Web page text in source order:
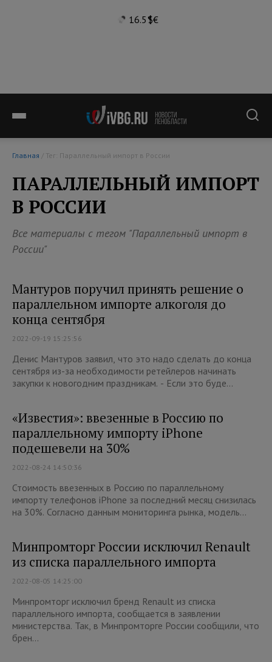
16.5°$€
Главная / Тег: Параллельный импорт в России
ПАРАЛЛЕЛЬНЫЙ ИМПОРТ
В РОССИИ
Все материалы с тегом "Параллельный импорт в
России"
Мантуров поручил принять решение о
параллельном импорте алкоголя до
конца сентября
2022-09-19 15:25:56
Денис Мантуров заявил, что это надо сделать до конца
сентября из-за необходимости ретейлеров начинать
закупки к новогодним праздникам. - Если это буде...
«Известия»: ввезенные в Россию по
параллельному импорту iPhone
подешевели на 30%
2022-08-24 14:50:36
Стоимость ввезенных в Россию по параллельному
импорту телефонов iPhone за последний месяц снизилась
на 30%. Согласно данным мониторинга рынка, модель...
Минпромторг России исключил Renault
из списка параллельного импорта
2022-08-05 14:25:00
Минпромторг исключил бренд Renault из списка
параллельного импорта, сообщается в заявлении
министерства. Так, в Минпромторге России сообщили, что
брен...